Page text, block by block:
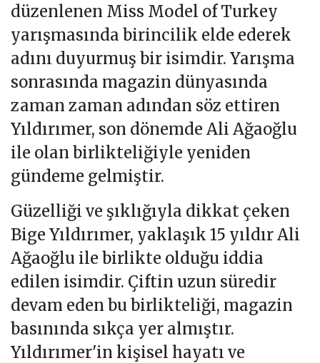
düzenlenen Miss Model of Turkey
yarışmasında birincilik elde ederek
adını duyurmuş bir isimdir. Yarışma
sonrasında magazin dünyasında
zaman zaman adından söz ettiren
Yıldırımer, son dönemde Ali Ağaoğlu
ile olan birlikteliğiyle yeniden
gündeme gelmiştir.
Güzelliği ve şıklığıyla dikkat çeken
Bige Yıldırımer, yaklaşık 15 yıldır Ali
Ağaoğlu ile birlikte olduğu iddia
edilen isimdir. Çiftin uzun süredir
devam eden bu birlikteliği, magazin
basınında sıkça yer almıştır.
Yıldırımer'in kişisel hayatı ve